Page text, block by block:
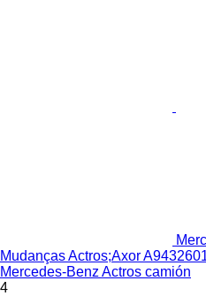
Mudanças Actros;Axor
Mercedes-Benz Actros camión
4